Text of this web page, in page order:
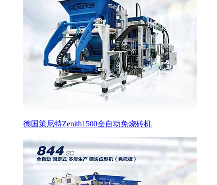
德国策尼特Zenith1500全自动免烧砖机